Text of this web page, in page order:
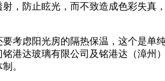
，防止眩光，而不致造成色彩失
考虑阳光房的隔热保温，这个是单
港达玻璃有限公司及铭港达（漳
。